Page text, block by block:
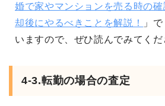
婚で家やマンションを売る時の
却後にやるべきことを解説！
」
いますので、ぜひ読んでみてくだ
4-3.転勤の場合の査定